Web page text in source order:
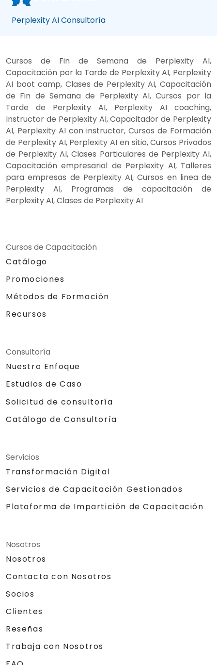
Perplexity AI Consultoría
Cursos de Fin de Semana de Perplexity AI,
Capacitación por la Tarde de Perplexity AI, Perplexity
AI boot camp, Clases de Perplexity AI, Capacitación
de Fin de Semana de Perplexity AI, Cursos por la
Tarde de Perplexity AI, Perplexity AI coaching,
Instructor de Perplexity AI, Capacitador de Perplexity
AI, Perplexity AI con instructor, Cursos de Formación
de Perplexity AI, Perplexity AI en sitio, Cursos Privados
de Perplexity AI, Clases Particulares de Perplexity AI,
Capacitación empresarial de Perplexity AI, Talleres
para empresas de Perplexity AI, Cursos en linea de
Perplexity AI, Programas de capacitación de
Perplexity AI, Clases de Perplexity AI
Cursos de Capacitación
Catálogo
Promociones
Métodos de Formación
Recursos
Consultoría
Nuestro Enfoque
Estudios de Caso
Solicitud de consultoría
Catálogo de Consultoría
Servicios
Transformación Digital
Servicios de Capacitación Gestionados
Plataforma de Impartición de Capacitación
Nosotros
Nosotros
Contacta con Nosotros
Socios
Clientes
Reseñas
Trabaja con Nosotros